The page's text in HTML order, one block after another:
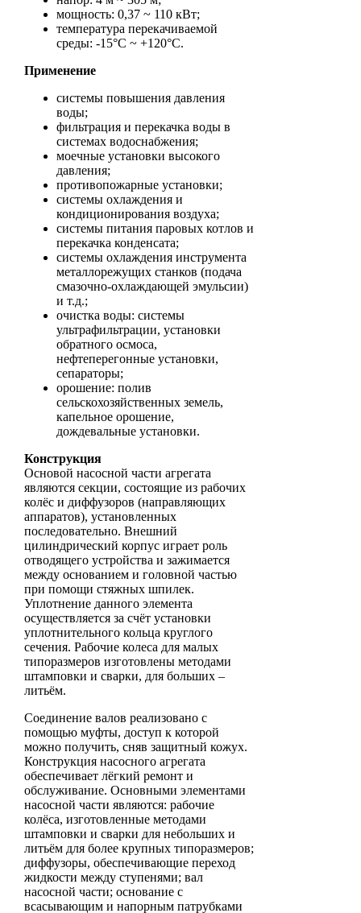
мощность: 0,37 ~ 110 кВт;
температура перекачиваемой
среды: -15°С ~ +120°С.
Применение
системы повышения давления
воды;
фильтрация и перекачка воды в
системах водоснабжения;
моечные установки высокого
давления;
противопожарные установки;
системы охлаждения и
кондиционирования воздуха;
системы питания паровых котлов и
перекачка конденсата;
системы охлаждения инструмента
металлорежущих станков (подача
смазочно-охлаждающей эмульсии)
и т.д.;
очистка воды: системы
ультрафильтрации, установки
обратного осмоса,
нефтеперегонные установки,
сепараторы;
орошение: полив
сельскохозяйственных земель,
капельное орошение,
дождевальные установки.
Конструкция
Основой насосной части агрегата
являются секции, состоящие из рабочих
колёс и диффузоров (направляющих
аппаратов), установленных
последовательно. Внешний
цилиндрический корпус играет роль
отводящего устройства и зажимается
между основанием и головной частью
при помощи стяжных шпилек.
Уплотнение данного элемента
осуществляется за счёт установки
уплотнительного кольца круглого
сечения. Рабочие колеса для малых
типоразмеров изготовлены методами
штамповки и сварки, для больших –
литьём.
Соединение валов реализовано с
помощью муфты, доступ к которой
можно получить, сняв защитный кожух.
Конструкция насосного агрегата
обеспечивает лёгкий ремонт и
обслуживание. Основными элементами
насосной части являются: рабочие
колёса, изготовленные методами
штамповки и сварки для небольших и
литьём для более крупных типоразмеров;
диффузоры, обеспечивающие переход
жидкости между ступенями; вал
насосной части; основание с
всасывающим и напорным патрубками